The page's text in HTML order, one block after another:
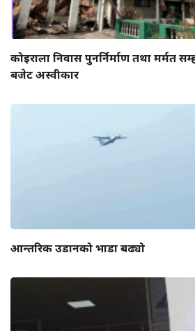
कोइराला निवास पुनर्निर्माण तथा मर्मत
बजेट अस्वीकार
आन्तरिक उडानको भाडा बढ्यो